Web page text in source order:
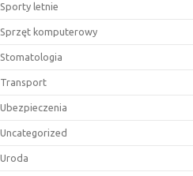
Sporty letnie
Sprzęt komputerowy
Stomatologia
Transport
Ubezpieczenia
Uncategorized
Uroda